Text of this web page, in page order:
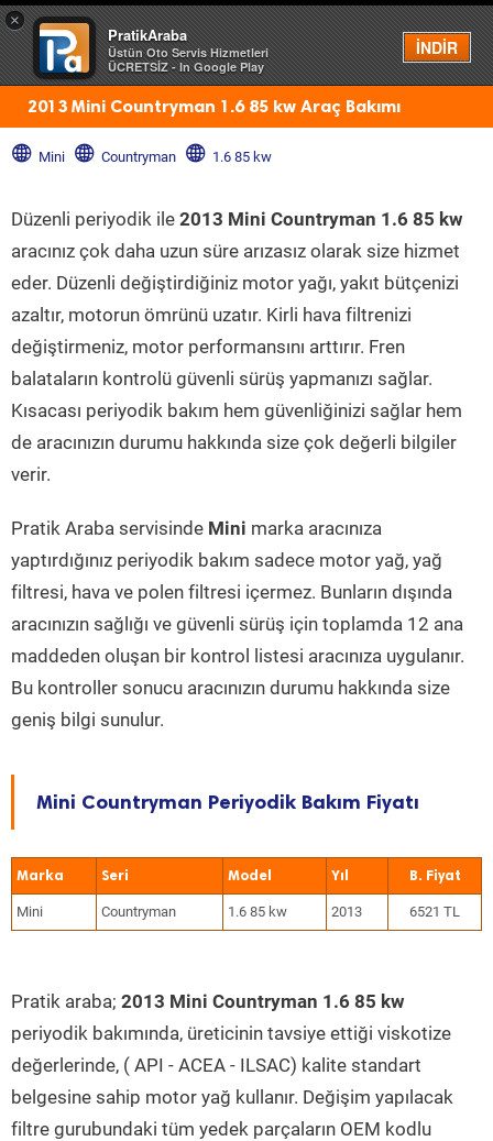
×
PratikAraba
Üstün Oto Servis Hizmetleri
ÜCRETSİZ - In Google Play
İNDİR
Menü
2013 Mini Countryman 1.6 85 kw Araç Bakımı
Mini Countryman 1.6 85 kw
Düzenli periyodik ile 2013 Mini Countryman 1.6 85 kw
aracınız çok daha uzun süre arızasız olarak size hizmet
eder. Düzenli değiştirdiğiniz motor yağı, yakıt bütçenizi
azaltır, motorun ömrünü uzatır. Kirli hava filtrenizi
değiştirmeniz, motor performansını arttırır. Fren
balataların kontrolü güvenli sürüş yapmanızı sağlar.
Kısacası periyodik bakım hem güvenliğinizi sağlar hem
de aracınızın durumu hakkında size çok değerli bilgiler
verir.
Pratik Araba servisinde Mini marka aracınıza
yaptırdığınız periyodik bakım sadece motor yağ, yağ
filtresi, hava ve polen filtresi içermez. Bunların dışında
aracınızın sağlığı ve güvenli sürüş için toplamda 12 ana
maddeden oluşan bir kontrol listesi aracınıza uygulanır.
Bu kontroller sonucu aracınızın durumu hakkında size
geniş bilgi sunulur.
Mini Countryman Periyodik Bakım Fiyatı
Marka Seri Model Yıl
Mini Countryman 1.6 85 kw 2013 6521 TL
Pratik araba; 2013 Mini Countryman 1.6 85 kw
periyodik bakımında, üreticinin tavsiye ettiği viskotize
değerlerinde, ( API - ACEA - ILSAC) kalite standart
belgesine sahip motor yağ kullanır. Değişim yapılacak
filtre gurubundaki tüm yedek parçaların OEM kodlu